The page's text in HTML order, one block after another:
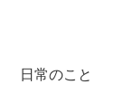
日常のこと